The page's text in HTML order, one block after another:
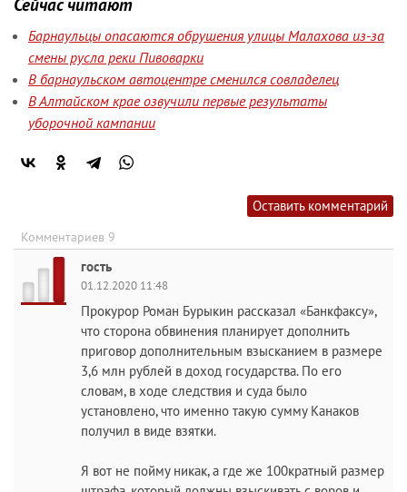
Барнаульцы опасаются обрушения улицы Малахова из-за
смены русла реки Пивоварки
В барнаульском автоцентре сменился совладелец
В Алтайском крае озвучили первые результаты
уборочной кампании
Оставить комментарий
Комментариев 9
гость
01.12.2020 11:48
Прокурор Роман Бурыкин рассказал «Банкфаксу»,
что сторона обвинения планирует дополнить
приговор дополнительным взысканием в размере
3,6 млн рублей в доход государства. По его
словам, в ходе следствия и суда было
установлено, что именно такую сумму Канаков
получил в виде взятки.
Я вот не пойму никак, а где же 100кратный размер